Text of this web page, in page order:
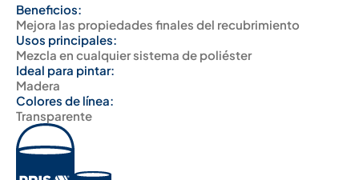
Beneficios:
Mejora las propiedades finales del recubrimiento
Usos principales:
Mezcla en cualquier sistema de poliéster
Ideal para pintar:
Madera
Colores de línea:
Transparente